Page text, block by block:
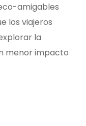
amigables
los viajeros
la
menor impacto